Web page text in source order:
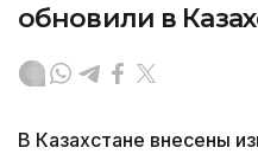
обновили в
В Казахстане внесены